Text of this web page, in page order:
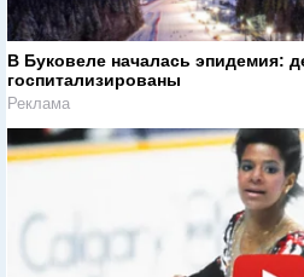
В Буковеле началась эпидемия:
госпитализированы
Реклама